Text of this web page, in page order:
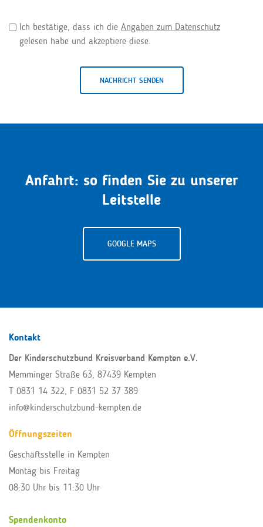
Ich bestätige, dass ich die Angaben zum Datenschutz
gelesen habe und akzeptiere diese.
NACHRICHT SENDEN
Anfahrt: so finden Sie zu unserer
Leitstelle
GOOGLE MAPS
Kontakt
Der Kinderschutzbund Kreisverband Kempten e.V.
Memminger Straße 63, 87439 Kempten
T 0831 14 322 , F 0831 52 37 389
info@kinderschutzbund-kempten.de
Öffnungszeiten
Geschäftsstelle in Kempten
Montag bis Freitag
08:30 Uhr bis 11:30 Uhr
Spendenkonto